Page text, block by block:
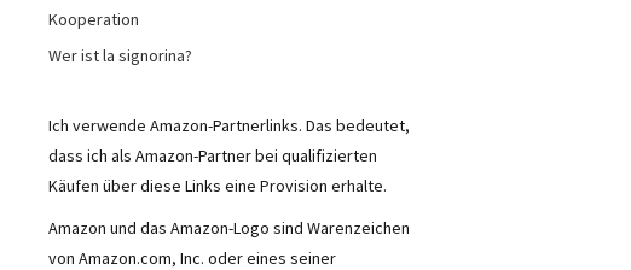
Kooperation
Wer ist la signorina?
Ich verwende Amazon-Partnerlinks. Das bedeutet,
dass ich als Amazon-Partner bei qualifizierten
Käufen über diese Links eine Provision erhalte.
Amazon und das Amazon-Logo sind Warenzeichen
von Amazon.com, Inc. oder eines seiner